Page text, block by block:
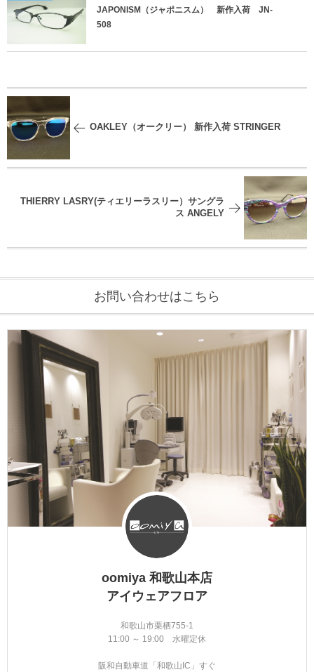
JAPONISM（ジャポニスム） 新作入荷 JN-
508
OAKLEY（オークリー） 新作入荷 STRINGER
THIERRY LASRY(ティエリーラスリー）サングラ
ス ANGELY
お問い合わせはこちら
oomiya 和歌山本店
アイウェアフロア
和歌山市栗栖755-1
11:00 ～ 19:00 水曜定休
阪和自動車道「和歌山IC」すぐ